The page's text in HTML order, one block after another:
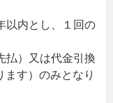
以内とし、１回の
払）又は代金引換
ます）のみとなり